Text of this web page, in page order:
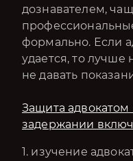
дознавателем,
формально. Если
удается, то лучше
не давать
Защита
задержании
1. изучение